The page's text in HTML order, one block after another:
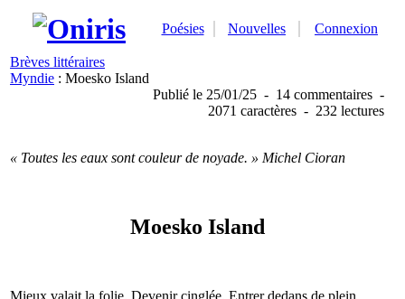
Poésies Nouvelles Connexion
Brèves littéraires
Myndie : Moesko Island
Publié le 25/01/25 - 14 commentaires -
2071 caractères - 232 lectures
« Toutes les eaux sont couleur de noyade. » Michel Cioran
Moesko Island
Mieux valait la folie. Devenir cinglée. Entrer dedans de plein